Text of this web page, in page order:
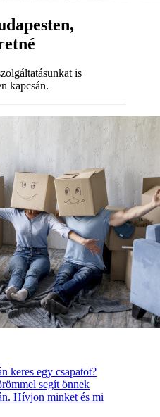
is
kapcsán.
keres egy csapatot?
segít önnek
Hívjon minket és mi